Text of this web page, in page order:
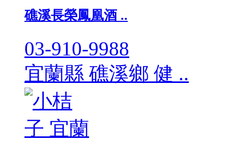
礁溪長榮鳳凰酒 ..
03-910-9988
宜蘭縣 礁溪鄉 健 ..